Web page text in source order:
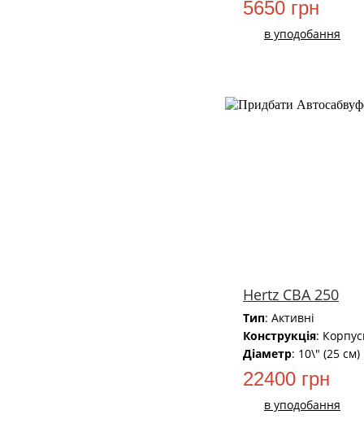
5650 грн
в уподобання
Hertz CBA 250
Тип: Активні
Конструкція:
Діаметр: 10\" (25 см)
22400 грн
в уподобання